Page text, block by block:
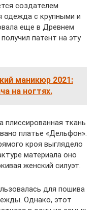
создателем
одежда с крупными и
еще в Древнем
патент на эту
маникюр 2021:
на ногтях.
ткань
платье «Дельфон».
кроя выглядело
материала оно
женский силуэт.
для пошива
Однако, этот